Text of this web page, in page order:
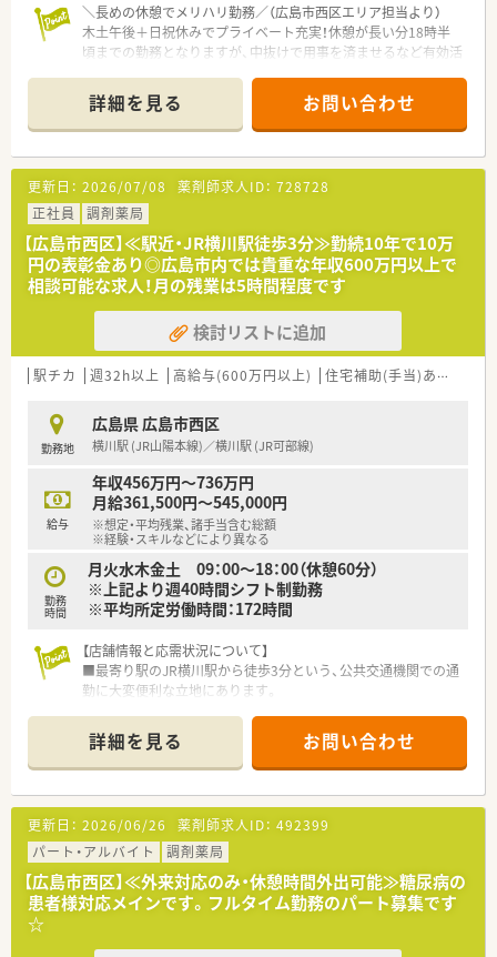
＼長めの休憩でメリハリ勤務／（広島市西区エリア担当より）
木土午後＋日祝休みでプライベート充実！休憩が長い分18時半
頃までの勤務となりますが、中抜けで用事を済ませるなど有効活
＊------------------------------------------＊
【店舗情報と応需状況について】
■最寄り駅から徒歩13分ほどの場所に位置し、車通勤も可能な
ため快適にアクセスしていただくことができます。
■近隣の内科クリニックからの処方箋をメインに応需しており、
1日の対応枚数は10〜15枚程度と落ち着いています。
■在宅業務がないため外来の患者様に集中でき、自動分包機など
の設備も活用して効率よく調剤を進められる環境です。
【募集背景と求める人物像について】
■今後のより良い薬局運営を見据えた定期採用であり、長期的に
ご活躍いただける正社員の薬剤師を募集しています。
■地域に根ざした医療を提供するため、患者様に寄り添い丁寧な
服薬指導やコミュニケーションができる方を求めます。
■他のスタッフと連携を取りながら、協調性を持って日々の業務
【法人特徴について】
■広島県内と岡山県内において、中心部から郊外までグループ全
体で約20店舗を展開しているチェーン薬局です。
■保険調剤事業にとどまらず、一般薬や健康食品などの販売など
地域に根ざした幅広い事業を展開している企業です。
■患者様の生活の質向上に寄与するため、食事や介護における提
詳細を見る お問い合わせ
更新日： 2026/07/08 薬剤師求人ID： 728728
正社員
調剤薬局
【広島市西区】≪駅近・JR横川駅徒歩3分≫勤続10年で10万
円の表彰金あり◎広島市内では貴重な年収600万円以上で
相談可能な求人！月の残業は5時間程度です
検討リストに追加
駅チカ 週32h以上 高給与(600万円以上) 住宅補助(手当)あり
勤務地
広島県 広島市西区
横川駅 (JR山陽本線)／横川駅 (JR可部線)
給与
年収456万円～736万円
月給361,500円～545,000円
※想定・平均残業、諸手当含む総額
※経験・スキルなどにより異なる
勤務
時間
月火水木金土 09：00～18：00（休憩60分）
※上記より週40時間シフト制勤務
※平均所定労働時間：172時間
【店舗情報と応需状況について】
■最寄り駅のJR横川駅から徒歩3分という、公共交通機関での通
勤に大変便利な立地にあります。
100枚の処方箋を応需しています。
■薬剤師は4名、事務も4名が在籍しており、互いに協力しながら
業務に取り組む体制です。
【募集背景と求める人物像について】
■2026年度からの施設在宅の増加が決定しているため、将来を
見据えた体制強化の増員募集です。
■地域医療が抱える課題に対して自分なりの考えを持ち、解決に
向けて行動できる方を求めています。
■これまでのご経験よりも「自責化できる」といったマインド面
詳細を見る お問い合わせ
更新日： 2026/06/26 薬剤師求人ID： 492399
パート・アルバイト
調剤薬局
【広島市西区】≪外来対応のみ・休憩時間外出可能≫糖尿病の
患者様対応メインです。フルタイム勤務のパート募集です
☆